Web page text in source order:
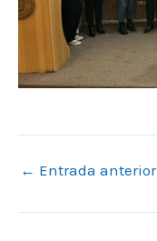
← Entrada anterior